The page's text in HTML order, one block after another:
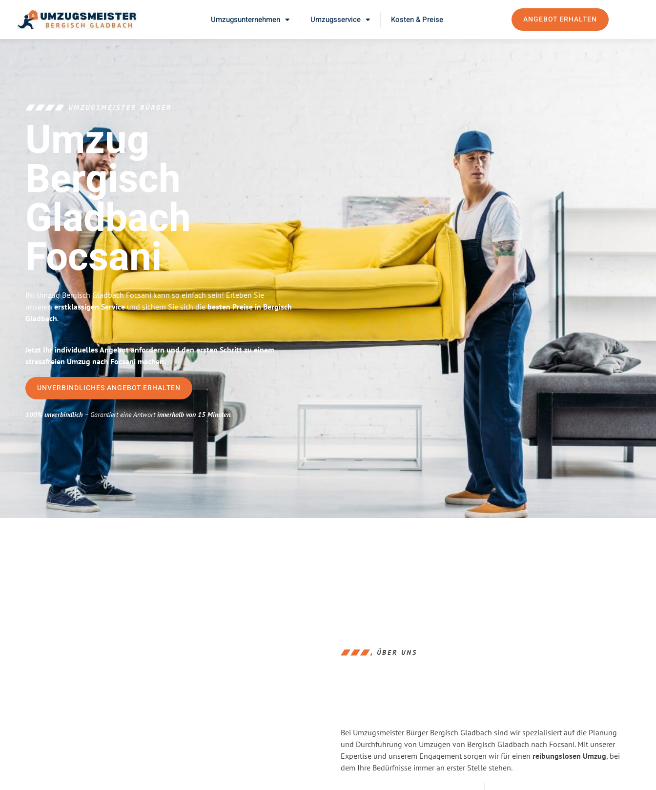
Umzugsunternehmen Umzugsservice Kosten & Preise ANGEBOT ERHALTEN
UMZUGSMEISTER BÜRGER
Umzug
Bergisch
Gladbach
Focsani
Ihr Umzug Bergisch Gladbach Focsani kann so einfach sein! Erleben Sie
unserenerstklassigen Serviceund sichern Sie sich diebesten Preise in Bergisch
Gladbach.
Jetzt Ihr individuelles Angebot anfordern und den ersten Schritt zu einem
stressfreien Umzug nach Focsani machen:
UNVERBINDLICHES ANGEBOT ERHALTEN
100% unverbindlich– Garantiert eine Antwortinnerhalb von 15 Minuten.
ÜBER UNS
Bei Umzugsmeister Bürger Bergisch Gladbach sind wir spezialisiert auf die Planung
und Durchführung von Umzügen von Bergisch Gladbach nach Focsani. Mit unserer
Expertise und unserem Engagement sorgen wir für einen reibungslosen Umzug, bei
dem Ihre Bedürfnisse immer an erster Stelle stehen.